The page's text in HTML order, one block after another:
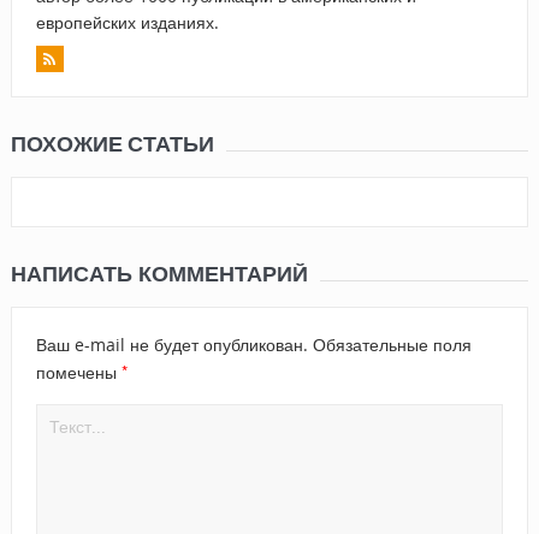
европейских изданиях.
ПОХОЖИЕ СТАТЬИ
НАПИСАТЬ КОММЕНТАРИЙ
Ваш e-mail не будет опубликован. Обязательные поля
помечены *